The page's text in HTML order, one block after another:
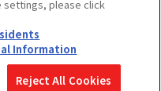
著作権・商標について
応方針
を表示する
settings, please click
Information
Reject All Cookies